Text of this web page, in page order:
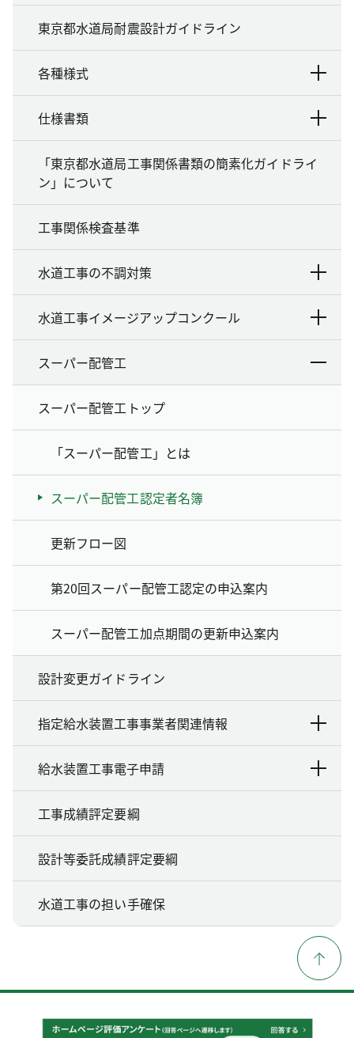
東京都水道局耐震設計ガイドライン
各種様式
仕様書類
「東京都水道局工事関係書類の簡素化ガイドライ
ン」について
工事関係検査基準
水道工事の不調対策
水道工事イメージアップコンクール
スーパー配管工
スーパー配管工トップ
「スーパー配管工」とは
スーパー配管工認定者名簿
更新フロー図
第20回スーパー配管工認定の申込案内
スーパー配管工加点期間の更新申込案内
設計変更ガイドライン
指定給水装置工事事業者関連情報
給水装置工事電子申請
工事成績評定要綱
設計等委託成績評定要綱
水道工事の担い手確保